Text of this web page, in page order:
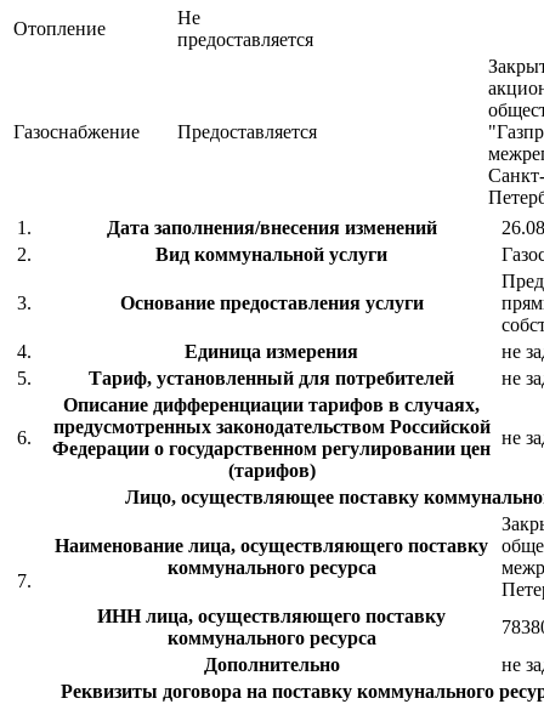
Отопление
Не
предоставляется
Газоснабжение Предоставляется
Санкт-
1.
Дата заполнения/внесения изменений
2.
Вид коммунальной услуги
3. Основание предоставления услуги
4.
Единица измерения
не
5.
Тариф, установленный для потребителей не
6.
Описание дифференциации тарифов в случаях,
предусмотренных законодательством Российской
Федерации о государственном регулировании цен
(тарифов)
не
7.
Лицо, осуществляющее поставку
Наименование лица, осуществляющего поставку
коммунального ресурса
ИНН лица, осуществляющего поставку
коммунального ресурса
Дополнительно
не
Реквизиты договора на поставку коммунального